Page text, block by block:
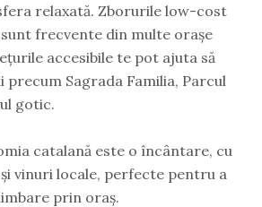
relaxată. Zborurile low-cost
frecvente din multe orașe
accesibile te pot ajuta să
Sagrada Familia, Parcul
gotic.
catalană este o încântare, cu
vinuri locale, perfecte pentru a
prin oraș.